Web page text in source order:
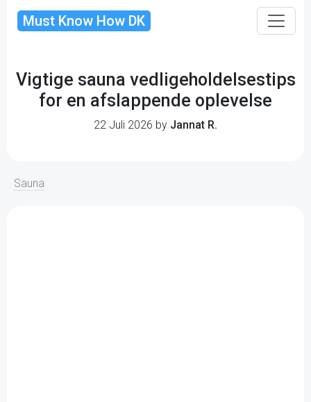
Must Know How DK
Vigtige sauna vedligeholdelsestips
for en afslappende oplevelse
22 Juli 2026 by Jannat R.
Sauna